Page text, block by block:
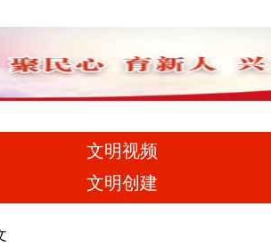
文明视频
文明创建